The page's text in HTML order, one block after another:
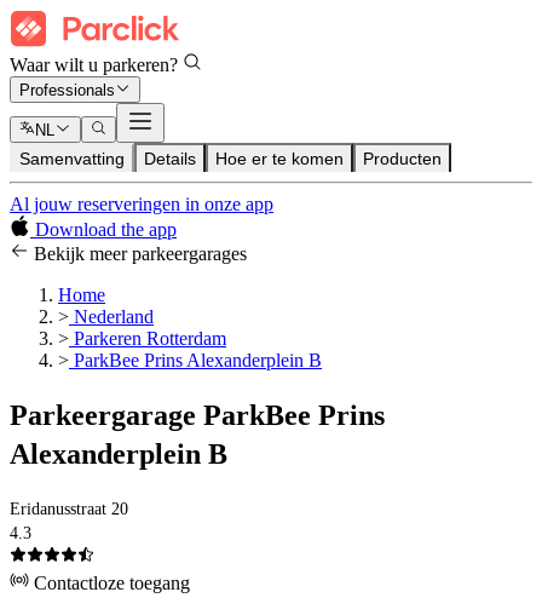
Waar wilt u parkeren?
Professionals
NL
Samenvatting Details Hoe er te komen Producten
Al jouw reserveringen in onze app
Download the app
Bekijk meer parkeergarages
Home
> Nederland
> Parkeren Rotterdam
> ParkBee Prins Alexanderplein B
Parkeergarage ParkBee Prins
Alexanderplein B
Eridanusstraat 20
4.3
Contactloze toegang